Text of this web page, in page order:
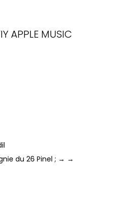
APPLE MUSIC
du 26 Pinel ; → →